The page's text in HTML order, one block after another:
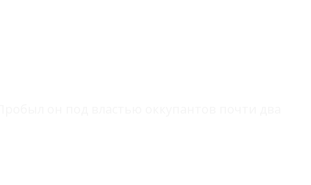
он под властью оккупантов почти два